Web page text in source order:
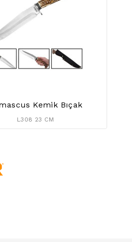
Kemik Bıçak
L308 23 CM